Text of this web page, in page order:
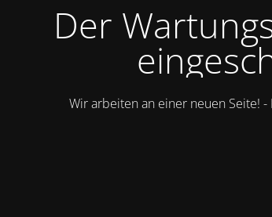
Der
Wir arbeiten an einer neuen Seite!